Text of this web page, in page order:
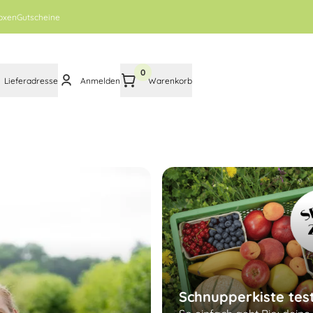
Gutscheine
Lieferadresse Anmelden
0
Warenkorb
Schnupperkiste